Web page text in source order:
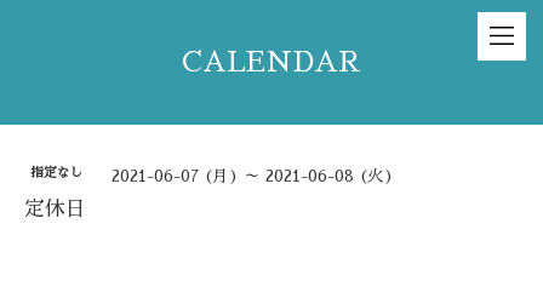
CALENDAR
指定なし 2021-06-07 (月) ～ 2021-06-08 (火)
定休日